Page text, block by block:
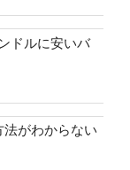
ドルに安いバ
がわからない